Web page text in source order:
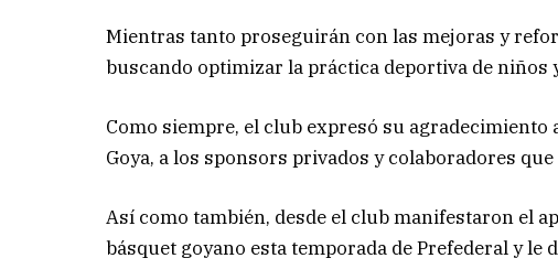
Mientras tanto proseguirán con las mejoras y
buscando optimizar la práctica deportiva de niños
Como siempre, el club expresó su
Goya, a los sponsors privados y colaboradores
Así como también, desde el club manifestaron el
básquet goyano esta temporada de Prefederal y le